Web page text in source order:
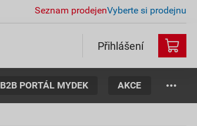
Seznam prodejenVyberte si prodejnu
Přihlášení
B2B PORTÁL MYDEK AKCE